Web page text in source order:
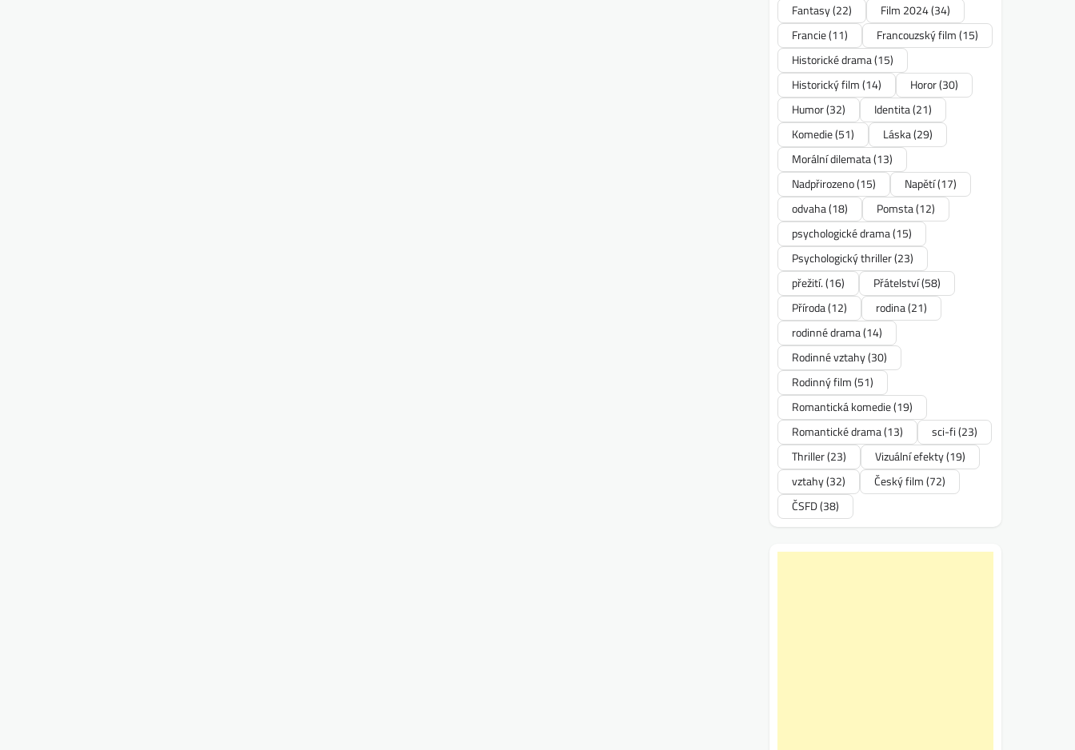
Fantasy(22) Film 2024(34)
Francie(11) Francouzský film(15)
Historické drama(15)
Historický film(14) Horor(30)
Humor(32) Identita(21)
Komedie(51) Láska(29)
Morální dilemata(13)
Nadpřirozeno(15) Napětí(17)
odvaha(18) Pomsta(12)
psychologické drama(15)
Psychologický thriller(23)
přežití.(16) Přátelství(58)
Příroda(12) rodina(21)
rodinné drama(14)
Rodinné vztahy(30)
Rodinný film(51)
Romantická komedie(19)
Romantické drama(13) sci-fi(23)
Thriller(23) Vizuální efekty(19)
vztahy(32) Český film(72)
ČSFD(38)